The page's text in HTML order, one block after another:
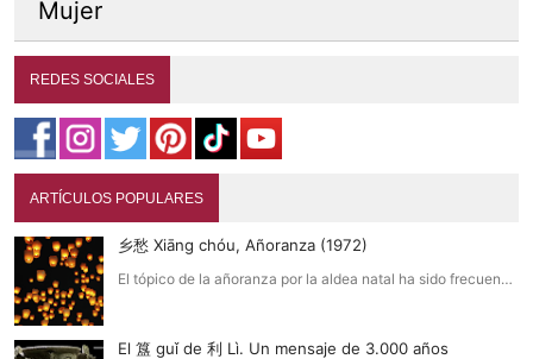
Mujer
REDES SOCIALES
ARTÍCULOS POPULARES
乡愁 Xiāng chóu, Añoranza (1972)
El tópico de la añoranza por la aldea natal ha sido frecuen…
El 簋 guǐ de 利 Lì. Un mensaje de 3.000 años